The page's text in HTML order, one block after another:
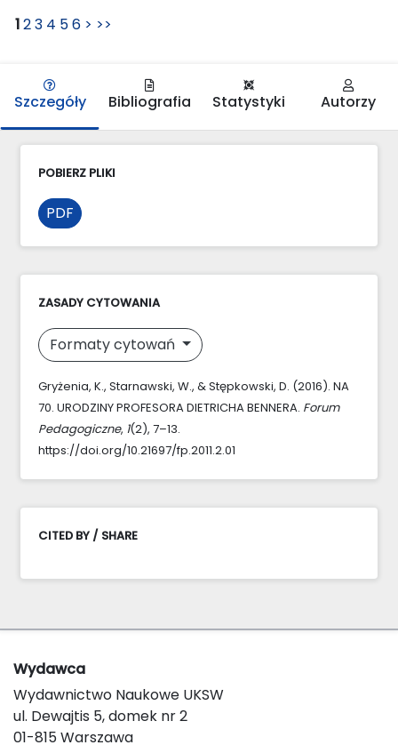
123 4 56 > >>
Szczegóły Bibliografia Statystyki Autorzy
POBIERZ PLIKI
PDF
ZASADY CYTOWANIA
Formaty cytowań
Gryżenia, K., Starnawski, W., & Stępkowski, D. (2016). NA
70. URODZINY PROFESORA DIETRICHA BENNERA. Forum
Pedagogiczne, 1(2), 7–13.
https://doi.org/10.21697/fp.2011.2.01
CITED BY / SHARE
Wydawca
Wydawnictwo Naukowe UKSW
ul. Dewajtis 5, domek nr 2
01-815 Warszawa